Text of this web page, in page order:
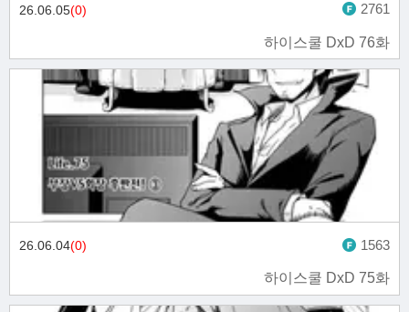
하이스쿨 DxD 76화
26.06.05(0) 2761
하이스쿨 DxD 75화
26.06.04(0) 1563